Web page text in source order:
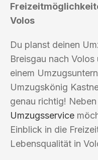
Volos
Du planst deinen
Breisgau nach
einem
Umzugskönig
genau richtig!
Umzugsservice
Einblick in die
Lebensqualität in